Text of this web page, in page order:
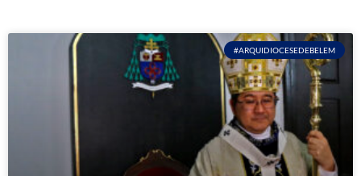
#ARQUIDIOCESEDEBELEM